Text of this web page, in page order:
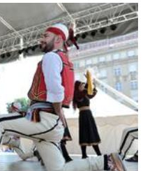
za njima,
Ovde bunde
i 2.000 dinara!